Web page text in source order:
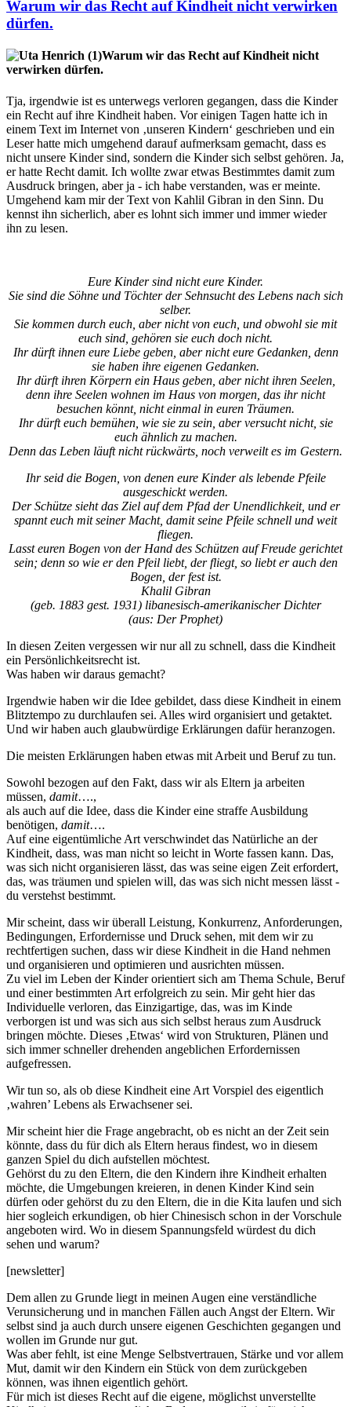
Warum wir das Recht auf Kindheit nicht verwirken
dürfen.
Warum wir das Recht auf Kindheit nicht
verwirken dürfen.
Tja, irgendwie ist es unterwegs verloren gegangen, dass die Kinder
ein Recht auf ihre Kindheit haben. Vor einigen Tagen hatte ich in
einem Text im Internet von ‚unseren Kindern‘ geschrieben und ein
Leser hatte mich umgehend darauf aufmerksam gemacht, dass es
nicht unsere Kinder sind, sondern die Kinder sich selbst gehören. Ja,
er hatte Recht damit. Ich wollte zwar etwas Bestimmtes damit zum
Ausdruck bringen, aber ja - ich habe verstanden, was er meinte.
Umgehend kam mir der Text von Kahlil Gibran in den Sinn. Du
kennst ihn sicherlich, aber es lohnt sich immer und immer wieder
ihn zu lesen.
Eure Kinder sind nicht eure Kinder.
Sie sind die Söhne und Töchter der Sehnsucht des Lebens nach sich
selber.
Sie kommen durch euch, aber nicht von euch, und obwohl sie mit
euch sind, gehören sie euch doch nicht.
Ihr dürft ihnen eure Liebe geben, aber nicht eure Gedanken, denn
sie haben ihre eigenen Gedanken.
Ihr dürft ihren Körpern ein Haus geben, aber nicht ihren Seelen,
denn ihre Seelen wohnen im Haus von morgen, das ihr nicht
besuchen könnt, nicht einmal in euren Träumen.
Ihr dürft euch bemühen, wie sie zu sein, aber versucht nicht, sie
euch ähnlich zu machen.
Denn das Leben läuft nicht rückwärts, noch verweilt es im Gestern.
Ihr seid die Bogen, von denen eure Kinder als lebende Pfeile
ausgeschickt werden.
Der Schütze sieht das Ziel auf dem Pfad der Unendlichkeit, und er
spannt euch mit seiner Macht, damit seine Pfeile schnell und weit
fliegen.
Lasst euren Bogen von der Hand des Schützen auf Freude gerichtet
sein; denn so wie er den Pfeil liebt, der fliegt, so liebt er auch den
Bogen, der fest ist.
Khalil Gibran
(geb. 1883 gest. 1931) libanesisch-amerikanischer Dichter
(aus: Der Prophet)
In diesen Zeiten vergessen wir nur all zu schnell, dass die Kindheit
ein Persönlichkeitsrecht ist.
Was haben wir daraus gemacht?
Irgendwie haben wir die Idee gebildet, dass diese Kindheit in einem
Blitztempo zu durchlaufen sei. Alles wird organisiert und getaktet.
Und wir haben auch glaubwürdige Erklärungen dafür heranzogen.
Die meisten Erklärungen haben etwas mit Arbeit und Beruf zu tun.
Sowohl bezogen auf den Fakt, dass wir als Eltern ja arbeiten
müssen, damit….,
als auch auf die Idee, dass die Kinder eine straffe Ausbildung
benötigen, damit….
Auf eine eigentümliche Art verschwindet das Natürliche an der
Kindheit, dass, was man nicht so leicht in Worte fassen kann. Das,
was sich nicht organisieren lässt, das was seine eigen Zeit erfordert,
das, was träumen und spielen will, das was sich nicht messen lässt -
du verstehst bestimmt.
Mir scheint, dass wir überall Leistung, Konkurrenz, Anforderungen,
Bedingungen, Erfordernisse und Druck sehen, mit dem wir zu
rechtfertigen suchen, dass wir diese Kindheit in die Hand nehmen
und organisieren und optimieren und ausrichten müssen.
Zu viel im Leben der Kinder orientiert sich am Thema Schule, Beruf
und einer bestimmten Art erfolgreich zu sein. Mir geht hier das
Individuelle verloren, das Einzigartige, das, was im Kinde
verborgen ist und was sich aus sich selbst heraus zum Ausdruck
bringen möchte. Dieses ‚Etwas‘ wird von Strukturen, Plänen und
sich immer schneller drehenden angeblichen Erfordernissen
aufgefressen.
Wir tun so, als ob diese Kindheit eine Art Vorspiel des eigentlich
‚wahren’ Lebens als Erwachsener sei.
Mir scheint hier die Frage angebracht, ob es nicht an der Zeit sein
könnte, dass du für dich als Eltern heraus findest, wo in diesem
ganzen Spiel du dich aufstellen möchtest.
Gehörst du zu den Eltern, die den Kindern ihre Kindheit erhalten
möchte, die Umgebungen kreieren, in denen Kinder Kind sein
dürfen oder gehörst du zu den Eltern, die in die Kita laufen und sich
hier sogleich erkundigen, ob hier Chinesisch schon in der Vorschule
angeboten wird. Wo in diesem Spannungsfeld würdest du dich
sehen und warum?
[newsletter]
Dem allen zu Grunde liegt in meinen Augen eine verständliche
Verunsicherung und in manchen Fällen auch Angst der Eltern. Wir
selbst sind ja auch durch unsere eigenen Geschichten gegangen und
wollen im Grunde nur gut.
Was aber fehlt, ist eine Menge Selbstvertrauen, Stärke und vor allem
Mut, damit wir den Kindern ein Stück von dem zurückgeben
können, was ihnen eigentlich gehört.
Für mich ist dieses Recht auf die eigene, möglichst unverstellte